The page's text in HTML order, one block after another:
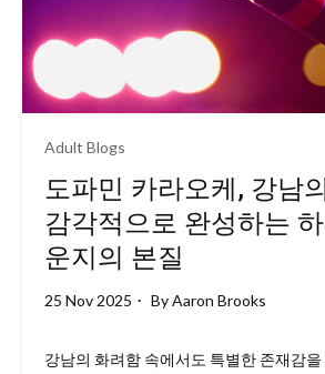
Adult Blogs
도파민 카라오케, 강남
감각적으로 완성하는
운지의 본질
25 Nov 2025 ByAaron Brooks
강남의 화려함 속에서도 특별한 존재감